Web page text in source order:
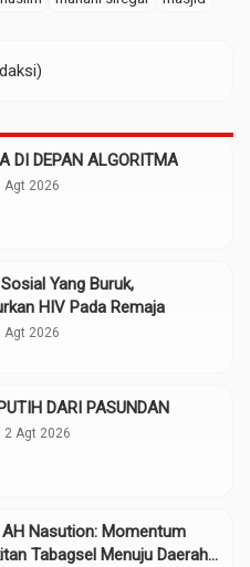
DI DEPAN ALGORITMA
Agt 2026
Yang Buruk,
HIV Pada Remaja
Agt 2026
DARI PASUNDAN
2 Agt 2026
AH Nasution: Momentum
Tabagsel Menuju Daerah